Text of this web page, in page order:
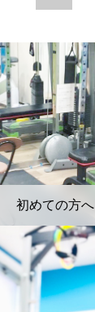
初めての方へ